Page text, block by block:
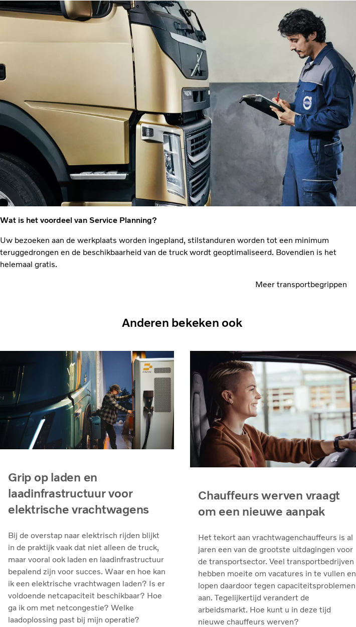
Wat is het voordeel van Service Planning?
Uw bezoeken aan de werkplaats worden ingepland, stilstanduren worden tot een minimum
teruggedrongen en de beschikbaarheid van de truck wordt geoptimaliseerd. Bovendien is het
helemaal gratis.
Meer transportbegrippen
Anderen bekeken ook
Grip op laden en
laadinfrastructuur voor
elektrische vrachtwagens
Bij de overstap naar elektrisch rijden blijkt
in de praktijk vaak dat niet alleen de truck,
maar vooral ook laden en laadinfrastructuur
bepalend zijn voor succes. Waar en hoe kan
ik een elektrische vrachtwagen laden? Is er
voldoende netcapaciteit beschikbaar? Hoe
ga ik om met netcongestie? Welke
laadoplossing past bij mijn operatie?
Chauffeurs werven vraagt
om een nieuwe aanpak
Het tekort aan vrachtwagenchauffeurs is al
jaren een van de grootste uitdagingen voor
de transportsector. Veel transportbedrijven
hebben moeite om vacatures in te vullen en
lopen daardoor tegen capaciteitsproblemen
aan. Tegelijkertijd verandert de
arbeidsmarkt. Hoe kunt u in deze tijd
nieuwe chauffeurs werven?